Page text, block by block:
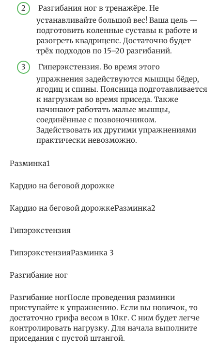
Разгибания ног в тренажёре. Не
устанавливайте большой вес! Ваша цель —
подготовить коленные суставы к работе и
разогреть квадрицепс. Достаточно будет
трёх подходов по 15–20 разгибаний.
Гиперэкстензия. Во время этого
упражнения задействуются мышцы бёдер,
ягодиц и спины. Поясница подготавливается
к нагрузкам во время приседа. Также
начинают работать малые мышцы,
соединённые с позвоночником.
Задействовать их другими упражнениями
практически невозможно.
Разминка1
Кардио на беговой дорожке
Кардио на беговой дорожкеРазминка2
Гипэрэкстензия
ГипэрэкстензияРазминка 3
Разгибание ног
Разгибание ногПосле проведения разминки
приступайте к упражнению. Если вы новичок, то
достаточно грифа весом в 10кг. С ним будет легче
контролировать нагрузку. Для начала выполните
приседания с пустой штангой.